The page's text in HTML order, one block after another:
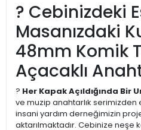
? Cebinizdeki
Masanızdaki
48mm Komik
Açacaklı
? Her Kapak Açıldığında Bir
ve muzip anahtarlık serimizden
insani yardım derneğimizin
aktarılmaktadır. Cebinize neşe